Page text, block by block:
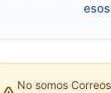
No somos